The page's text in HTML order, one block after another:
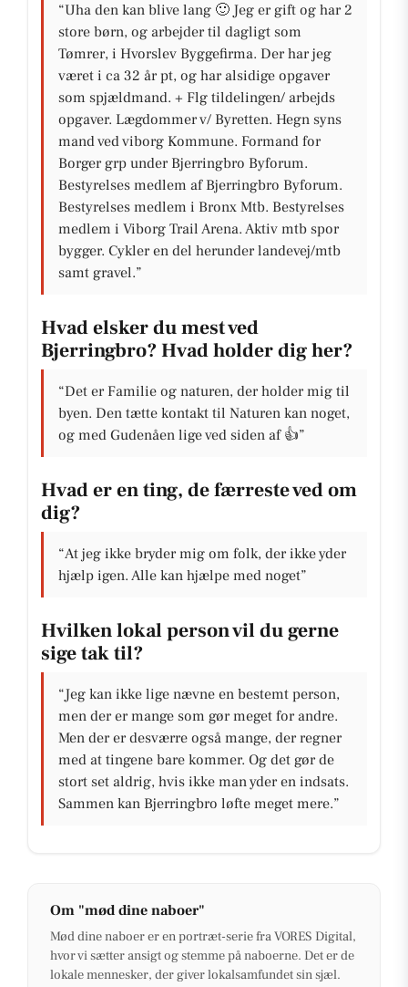
“Uha den kan blive lang 🙂 Jeg er gift og har 2
store børn, og arbejder til dagligt som
Tømrer, i Hvorslev Byggefirma. Der har jeg
været i ca 32 år pt, og har alsidige opgaver
som spjældmand. + Flg tildelingen/ arbejds
opgaver. Lægdommer v/ Byretten. Hegn syns
mand ved viborg Kommune. Formand for
Borger grp under Bjerringbro Byforum.
Bestyrelses medlem af Bjerringbro Byforum.
Bestyrelses medlem i Bronx Mtb. Bestyrelses
medlem i Viborg Trail Arena. Aktiv mtb spor
bygger. Cykler en del herunder landevej/mtb
samt gravel.”
Hvad elsker du mest ved
Bjerringbro? Hvad holder dig her?
“Det er Familie og naturen, der holder mig til
byen. Den tætte kontakt til Naturen kan noget,
og med Gudenåen lige ved siden af 👍”
Hvad er en ting, de færreste ved om
dig?
“At jeg ikke bryder mig om folk, der ikke yder
hjælp igen. Alle kan hjælpe med noget”
Hvilken lokal person vil du gerne
sige tak til?
“Jeg kan ikke lige nævne en bestemt person,
men der er mange som gør meget for andre.
Men der er desværre også mange, der regner
med at tingene bare kommer. Og det gør de
stort set aldrig, hvis ikke man yder en indsats.
Sammen kan Bjerringbro løfte meget mere.”
Om "mød dine naboer"
Mød dine naboer er en portræt-serie fra VORES Digital,
hvor vi sætter ansigt og stemme på naboerne. Det er de
lokale mennesker, der giver lokalsamfundet sin sjæl.